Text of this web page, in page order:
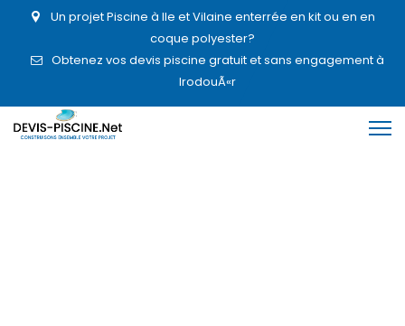
Un projet Piscine à Ile et Vilaine enterrée en kit ou en en
coque polyester?
Obtenez vos devis piscine gratuit et sans engagement à
IrodouÃ«r